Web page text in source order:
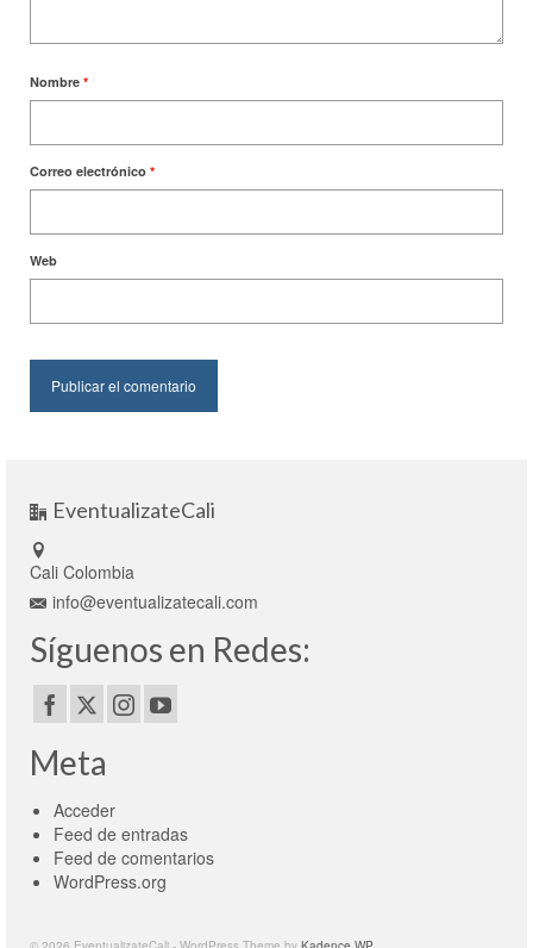
Nombre *
Correo electrónico *
Web
EventualizateCali
Cali Colombia
info@eventualizatecali.com
Síguenos en Redes:
Meta
Acceder
Feed de entradas
Feed de comentarios
WordPress.org